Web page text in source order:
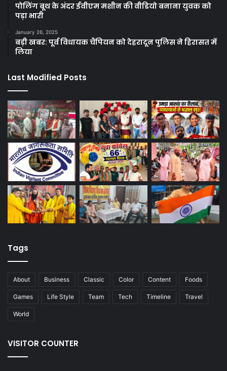
पोलिंग बूथ के अंदर ईवीएम मशीन की वीडियो बनाना युवक को
पड़ा भारी
January 26, 2025
बड़ी खबर: पूर्व विधायक चैंपियन को देहरादून पुलिस ने हिरासत में
लिया
Last Modified Posts
Tags
About Business Classic Color Content Foods
Games Life Style Team Tech Timeline Travel
World
VISITOR COUNTER